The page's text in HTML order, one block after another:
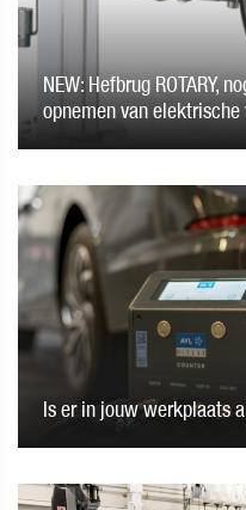
NEW: Hefbrug ROTARY,
opnemen van elektrische
Is er in jouw werkplaats